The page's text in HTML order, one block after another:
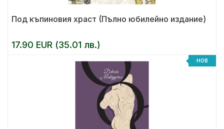
Под къпиновия храст (Пълно юбилейно издание)
17.90 EUR (35.01 лв.)
НОВ